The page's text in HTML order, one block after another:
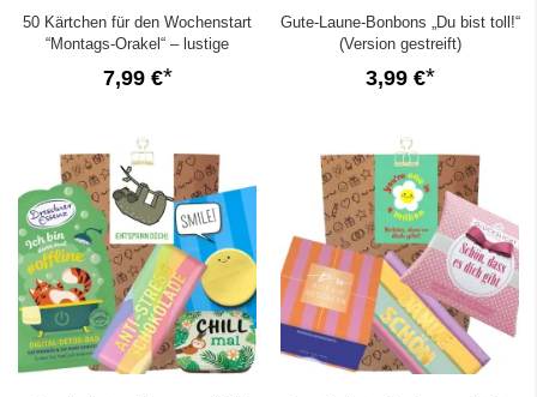
50 Kärtchen für den Wochenstart
“Montags-Orakel“ – lustige
Kollegengeschenk
7,99 €
Gute-Laune-Bonbons „Du bist toll!“
(Version gestreift)
3,99 €